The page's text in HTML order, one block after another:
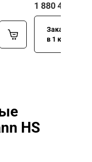
1 880 400
Заказать
в 1 клик
HS